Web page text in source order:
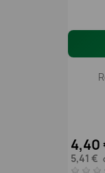
4,40
5,41 €